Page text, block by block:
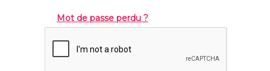
Mot de passe perdu ?